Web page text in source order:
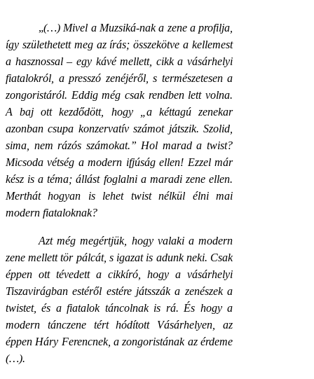
„(…) Mivel a Muzsiká-nak a zene a profilja,
így születhetett meg az írás; összekötve a kellemest
a hasznossal – egy kávé mellett, cikk a vásárhelyi
fiatalokról, a presszó zenéjéről, s természetesen a
zongoristáról. Eddig még csak rendben lett volna.
A baj ott kezdődött, hogy „a kéttagú zenekar
azonban csupa konzervatív számot játszik. Szolid,
sima, nem rázós számokat.” Hol marad a twist?
Micsoda vétség a modern ifjúság ellen! Ezzel már
kész is a téma; állást foglalni a maradi zene ellen.
Merthát hogyan is lehet twist nélkül élni mai
modern fiataloknak?
Azt még megértjük, hogy valaki a modern
zene mellett tör pálcát, s igazat is adunk neki. Csak
éppen ott tévedett a cikkíró, hogy a vásárhelyi
Tiszavirágban estéről estére játsszák a zenészek a
twistet, és a fiatalok táncolnak is rá. És hogy a
modern tánczene tért hódított Vásárhelyen, az
éppen Háry Ferencnek, a zongoristának az érdeme
(…).